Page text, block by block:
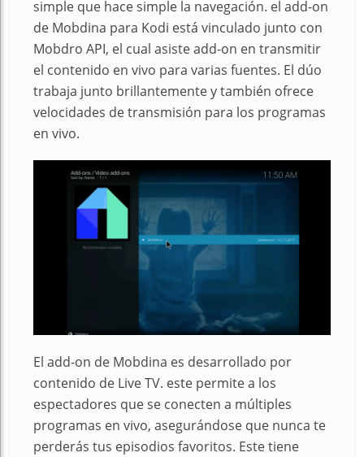
simple que hace simple la navegación. el add-on
de Mobdina para Kodi está vinculado junto con
Mobdro API, el cual asiste add-on en transmitir
el contenido en vivo para varias fuentes. El dúo
trabaja junto brillantemente y también ofrece
velocidades de transmisión para los programas
en vivo.
El add-on de Mobdina es desarrollado por
contenido de Live TV. este permite a los
espectadores que se conecten a múltiples
programas en vivo, asegurándose que nunca te
perderás tus episodios favoritos. Este tiene